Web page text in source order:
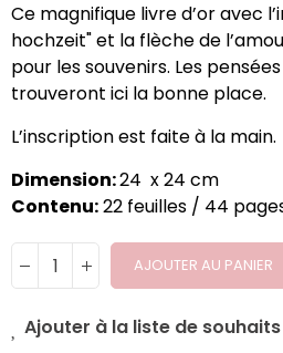
Ce magnifique livre d’or avec
hochzeit" et la flèche de
pour les souvenirs. Les
trouveront ici la bonne place.
L’inscription est faite à la main.
Dimension:24 x 24 cm
Contenu:22 feuilles / 44
AJOUTER AU PANIER
Ajouter à la liste de souhaits